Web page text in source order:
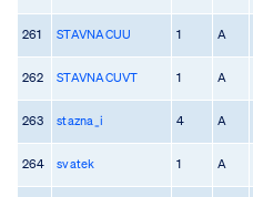
261 STAVNACUU 1 A
262 STAVNACUVT 1 A
263 stazna_i 4 A
264 svatek 1 A